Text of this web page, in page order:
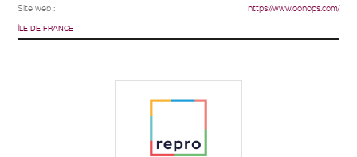
Site web : https://www.oonops.com/
ÎLE-DE-FRANCE